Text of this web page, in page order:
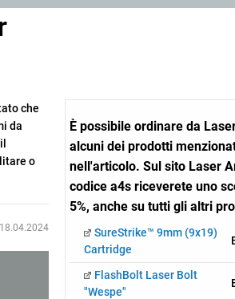
che
da
o
18.04.2024
È possibile ordinare da
alcuni dei prodotti
nell'articolo. Sul sito Laser
codice a4s riceverete uno
5%, anche su tutti gli altri
SureStrike™ 9mm (9x19)
Cartridge
FlashBolt Laser Bolt
"Wespe"